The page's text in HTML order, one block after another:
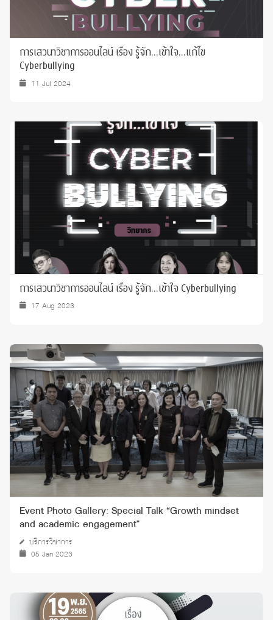
การเสวนาวิชาการออนไลน์ เรื่อง รู้จัก...เข้าใจ...แก้ไข
Cyberbullying
11 Jul 2024
การเสวนาวิชาการออนไลน์ เรื่อง รู้จัก...เข้าใจ Cyberbullying
17 Aug 2023
Event Photo Gallery: Special Talk “Growth mindset
and academic engagement"
บริการวิชาการ
05 Jan 2023